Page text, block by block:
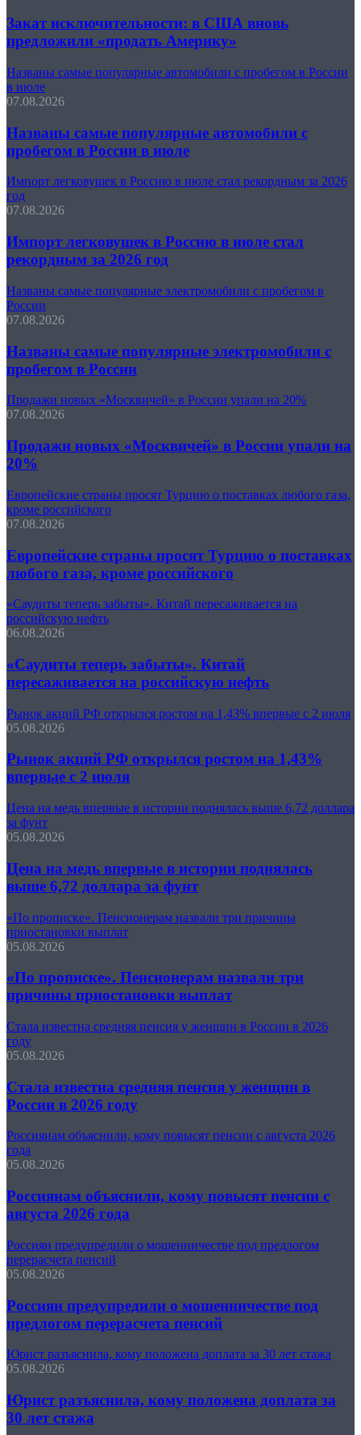
Закат исключительности: в США вновь
предложили «продать Америку»
Названы самые популярные автомобили с пробегом в России
в июле
07.08.2026
Названы самые популярные автомобили с
пробегом в России в июле
Импорт легковушек в Россию в июле стал рекордным за 2026
год
07.08.2026
Импорт легковушек в Россию в июле стал
рекордным за 2026 год
Названы самые популярные электромобили с пробегом в
России
07.08.2026
Названы самые популярные электромобили с
пробегом в России
Продажи новых «Москвичей» в России упали на 20%
07.08.2026
Продажи новых «Москвичей» в России упали на
20%
Европейские страны просят Турцию о поставках любого газа,
кроме российского
07.08.2026
Европейские страны просят Турцию о поставках
любого газа, кроме российского
«Саудиты теперь забыты». Китай пересаживается на
российскую нефть
06.08.2026
«Саудиты теперь забыты». Китай
пересаживается на российскую нефть
Рынок акций РФ открылся ростом на 1,43% впервые с 2 июля
05.08.2026
Рынок акций РФ открылся ростом на 1,43%
впервые с 2 июля
Цена на медь впервые в истории поднялась выше 6,72 доллара
за фунт
05.08.2026
Цена на медь впервые в истории поднялась
выше 6,72 доллара за фунт
«По прописке». Пенсионерам назвали три причины
приостановки выплат
05.08.2026
«По прописке». Пенсионерам назвали три
причины приостановки выплат
Стала известна средняя пенсия у женщин в России в 2026
году
05.08.2026
Стала известна средняя пенсия у женщин в
России в 2026 году
Россиянам объяснили, кому повысят пенсии с августа 2026
года
05.08.2026
Россиянам объяснили, кому повысят пенсии с
августа 2026 года
Россиян предупредили о мошенничестве под предлогом
перерасчета пенсий
05.08.2026
Россиян предупредили о мошенничестве под
предлогом перерасчета пенсий
Юрист разъяснила, кому положена доплата за 30 лет стажа
05.08.2026
Юрист разъяснила, кому положена доплата за
30 лет стажа